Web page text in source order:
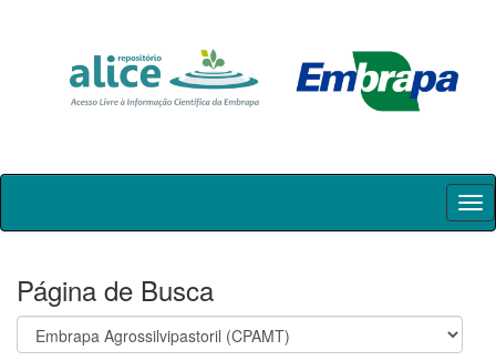
Skip
Página de Busca